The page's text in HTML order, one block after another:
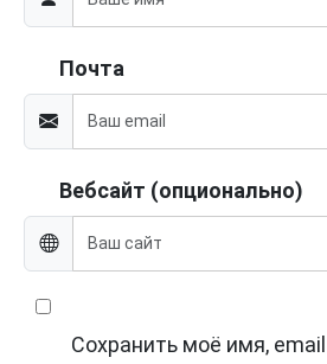
Почта
Вебсайт (опционально)
Сохранить моё имя,